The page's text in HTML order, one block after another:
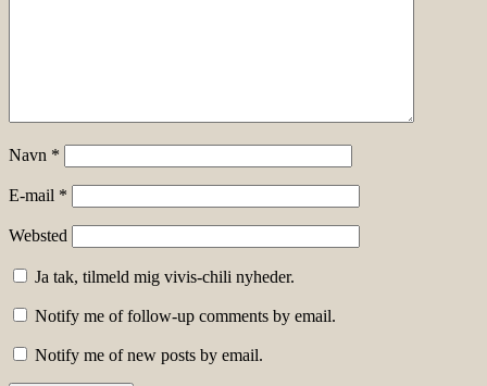
Navn *
E-mail *
Websted
Ja tak, tilmeld mig vivis-chili nyheder.
Notify me of follow-up comments by email.
Notify me of new posts by email.